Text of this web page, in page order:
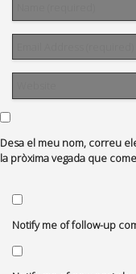
Desa el meu nom, correu
la pròxima vegada que
Notify me of follow-up